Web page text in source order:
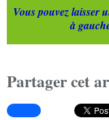
Vous pouvez laisser
à
Partager cet